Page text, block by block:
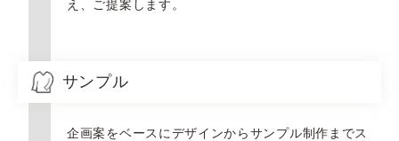
え、ご提案します。
サンプル
企画案をベースにデザインからサンプル制作までス